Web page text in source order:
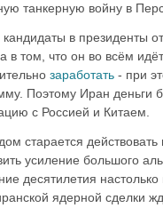
танкерную войну в
в президенты
в том, что он во всём
заработать - при
Поэтому Иран деньги
с Россией и Китаем.
старается
усиление большого
десятилетия
ядерной сделки